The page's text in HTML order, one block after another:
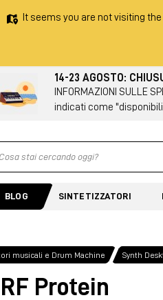
It seems you are not visiting
14-23 AGOSTO:
INFORMAZIONI SULLE
indicati come
BLOG SINTETIZZATORI
musicali e Drum Machine Synth
Protein